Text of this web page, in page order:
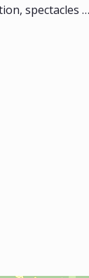
spectacles